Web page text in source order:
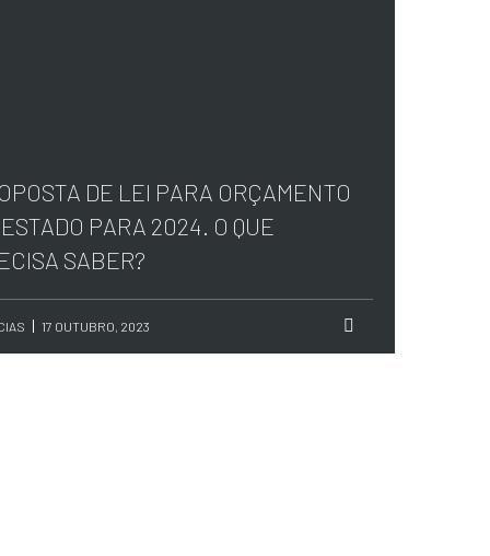
DE LEI PARA ORÇAMENTO
PARA 2024. O QUE
SABER?
17 OUTUBRO, 2023